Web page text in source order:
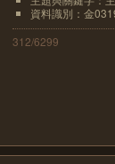
資料識別：金
312/6299